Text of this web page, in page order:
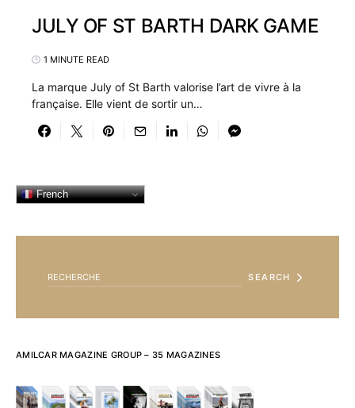
JULY OF ST BARTH DARK GAME
1 MINUTE READ
La marque July of St Barth valorise l’art de vivre à la
française. Elle vient de sortir un…
French
SEARCH
AMILCAR MAGAZINE GROUP – 35 MAGAZINES